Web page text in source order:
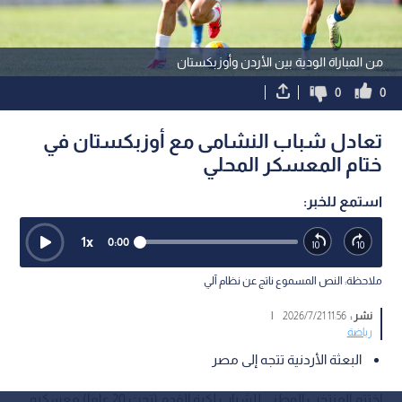
من المباراة الودية بين الأردن وأوزبكستان
0
0
تعادل شباب النشامى مع أوزبكستان في
ختام المعسكر المحلي
استمع للخبر:
0:00
1x
ملاحظة: النص المسموع ناتج عن نظام آلي
نشر :11:56 2026/7/21
|
رياضة
البعثة الأردنية تتجه إلى مصر